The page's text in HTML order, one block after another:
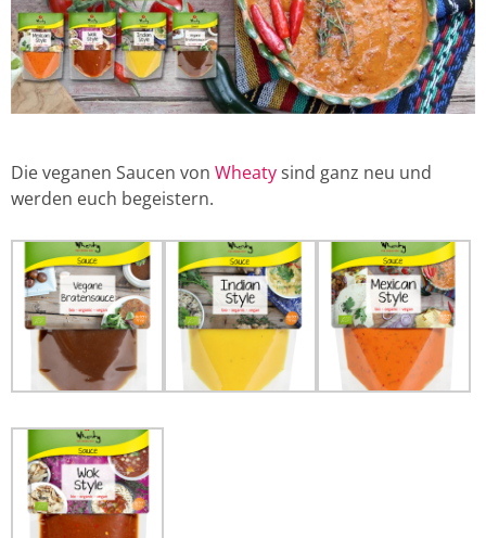
Die veganen Saucen von Wheatysind ganz neu und
werden euch begeistern.